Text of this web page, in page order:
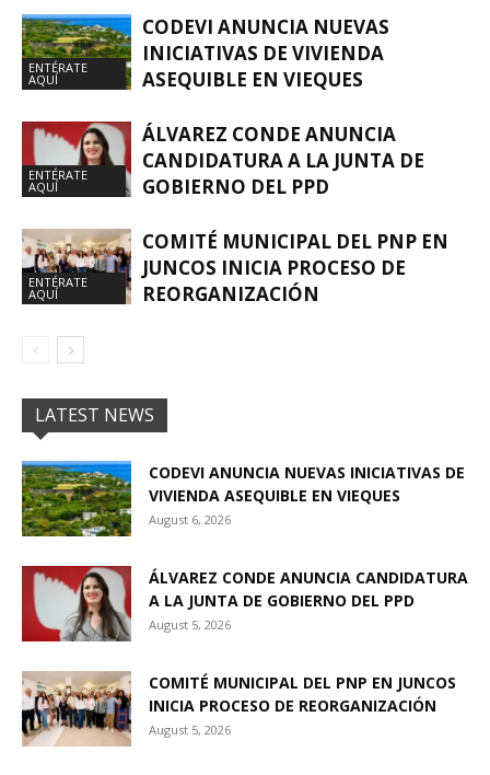
ENTÉRATE
AQUÍ
CODEVI ANUNCIA NUEVAS
INICIATIVAS DE VIVIENDA
ASEQUIBLE EN VIEQUES
ENTÉRATE
AQUÍ
ÁLVAREZ CONDE ANUNCIA
CANDIDATURA A LA JUNTA DE
GOBIERNO DEL PPD
ENTÉRATE
AQUÍ
COMITÉ MUNICIPAL DEL PNP EN
JUNCOS INICIA PROCESO DE
REORGANIZACIÓN
LATEST NEWS
CODEVI ANUNCIA NUEVAS INICIATIVAS DE
VIVIENDA ASEQUIBLE EN VIEQUES
August 6, 2026
ÁLVAREZ CONDE ANUNCIA CANDIDATURA
A LA JUNTA DE GOBIERNO DEL PPD
August 5, 2026
COMITÉ MUNICIPAL DEL PNP EN JUNCOS
INICIA PROCESO DE REORGANIZACIÓN
August 5, 2026